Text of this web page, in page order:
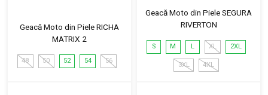
Geacă Moto din Piele RICHA
MATRIX 2
48 50 52 54 56
Geacă Moto din Piele SEGURA
RIVERTON
S M L XL 2XL
3XL 4XL